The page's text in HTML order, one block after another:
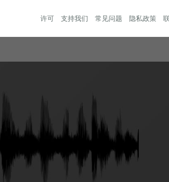
许可 支持我们 常见问题 隐私政策